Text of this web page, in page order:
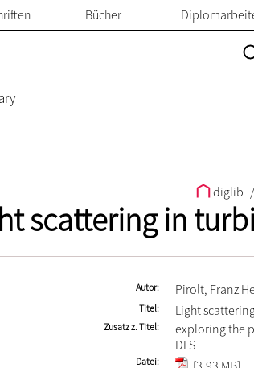
Bücher
diglib /
scattering in
Autor Pirolt, Franz
Titel Light
Zusatz z. Titel
exploring the
DLS
Datei